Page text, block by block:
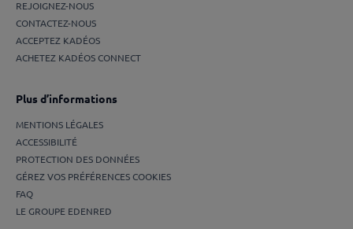
REJOIGNEZ-NOUS
CONTACTEZ-NOUS
ACCEPTEZ KADÉOS
ACHETEZ KADÉOS CONNECT
Plus d’informations
MENTIONS LÉGALES
ACCESSIBILITÉ
PROTECTION DES DONNÉES
GÉREZ VOS PRÉFÉRENCES COOKIES
FAQ
LE GROUPE EDENRED